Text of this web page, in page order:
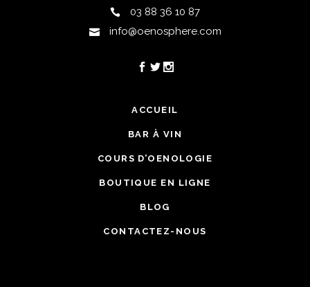
03 88 36 10 87
info@oenosphere.com
ACCUEIL
BAR À VIN
COURS D’OENOLOGIE
BOUTIQUE EN LIGNE
BLOG
CONTACTEZ-NOUS